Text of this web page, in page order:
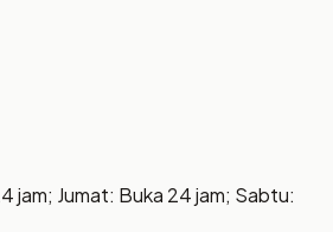
jam; Jumat: Buka 24 jam; Sabtu: